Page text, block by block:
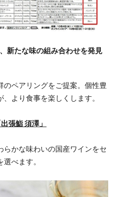
新たな味の組み合わせを発見
のペアリングをご提案。個性豊
より食事を楽しくします。
張鮨 須澤」
らかな味わいの国産ワインをセ
べます。